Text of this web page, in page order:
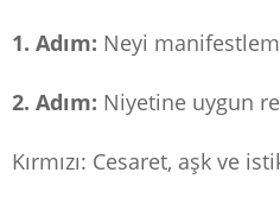
1. Adım: Neyi
2. Adım: Niyetine uygun
Kırmızı: Cesaret, aşk ve